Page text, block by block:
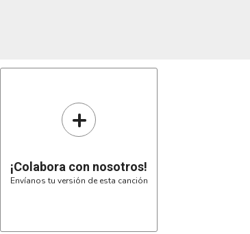
+
¡Colabora con nosotros!
Envíanos tu versión de esta canción